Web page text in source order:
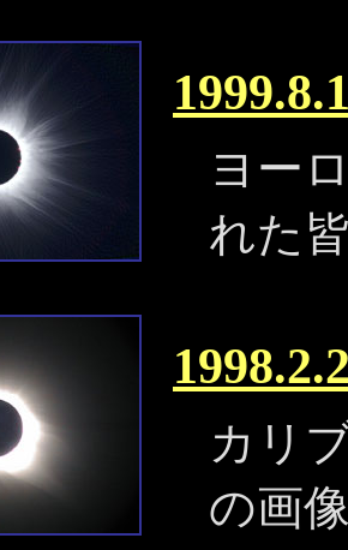
ヨー
れた
カリ
の画